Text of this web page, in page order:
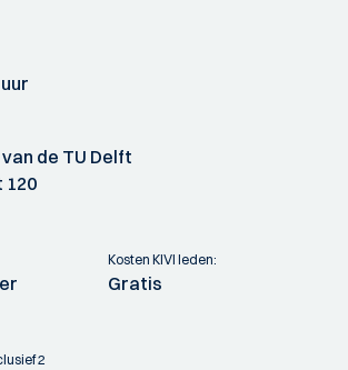
de TU Delft
120
Kosten KIVI leden:
Gratis
2